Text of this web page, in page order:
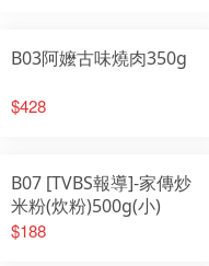
B03阿嬤古味燒肉350g
$428
B07 [TVBS報導]-家傳炒
米粉(炊粉)500g(小)
$188